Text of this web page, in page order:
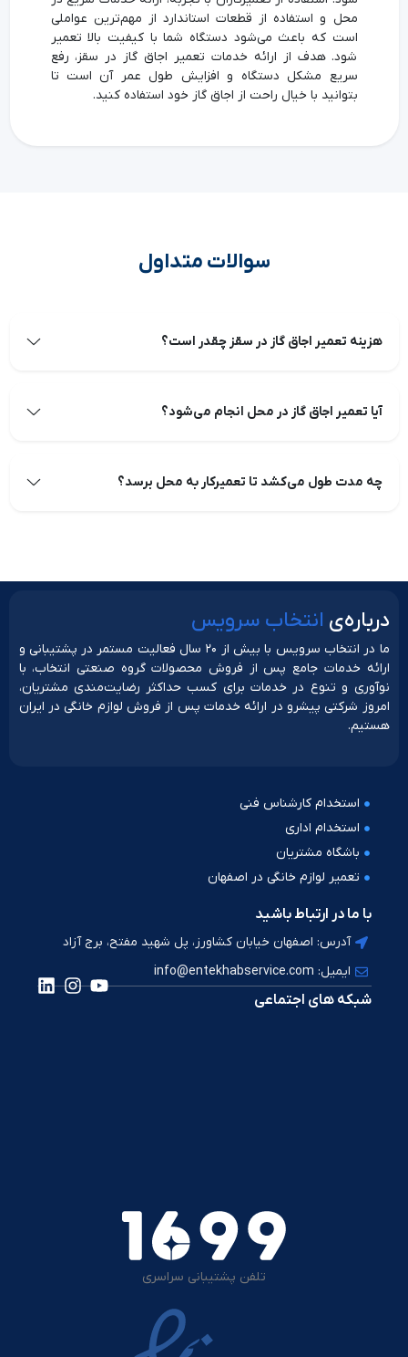
محل و استفاده از قطعات استاندارد از مهم‌ترین عواملی
است که باعث می‌شود دستگاه شما با کیفیت بالا تعمیر
شود. هدف از ارائه خدمات تعمیر اجاق گاز در سقز، رفع
سریع مشکل دستگاه و افزایش طول عمر آن است تا
بتوانید با خیال راحت از اجاق گاز خود استفاده کنید.
سوالات متداول
هزینه تعمیر اجاق گاز در سقز چقدر است؟
آیا تعمیر اجاق گاز در محل انجام می‌شود؟
چه مدت طول می‌کشد تا تعمیرکار به محل برسد؟
دربار‌ه‌ی انتخاب سرویس
ما در انتخاب سرویس با بیش از ۲۰ سال فعالیت مستمر در پشتیبانی و
ارائه خدمات جامع پس از فروش محصولات گروه صنعتی انتخاب، با
نوآوری و تنوع در خدمات برای کسب حداکثر رضایت‌مندی مشتریان،
امروز شرکتی پیشرو در ارائه خدمات پس از فروش لوازم خانگی در ایران
هستیم.
استخدام کارشناس فنی
استخدام اداری
باشگاه مشتریان
تعمیر لوازم خانگی در اصفهان
با ما در ارتباط باشید
آدرس: اصفهان خیابان کشاورز، پل شهید مفتح، برج آزاد
ایمیل: info@entekhabservice.com
شبکه های اجتماعی
تلفن پشتیبانی سراسری